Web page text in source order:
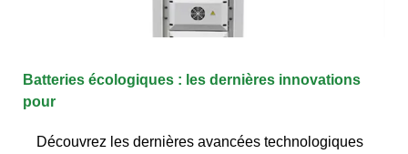
Batteries écologiques : les dernières innovations
pour
Découvrez les dernières avancées technologiques